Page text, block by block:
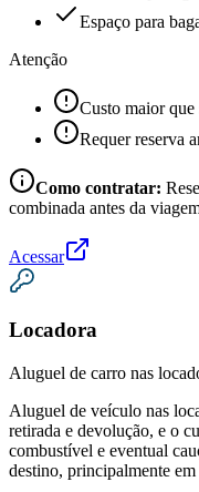
Espaço para
Atenção
Custo maior que
Requer reserva
Como contratar:
combinada antes da
Acessar
Locadora
Aluguel de carro nas
Aluguel de veículo nas
retirada e devolução, e o
combustível e eventual
destino, principalmente